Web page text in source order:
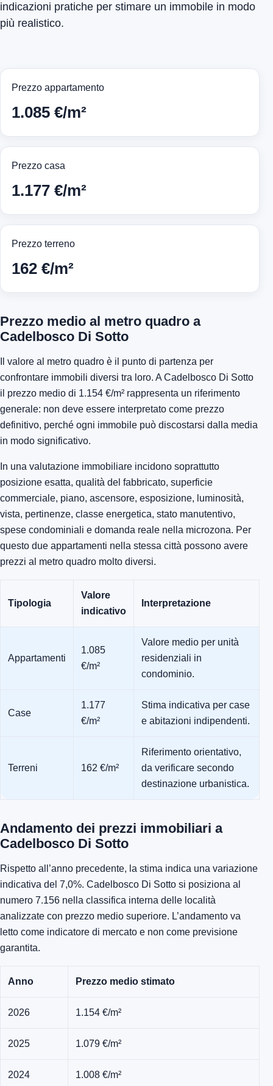
indicazioni pratiche per stimare un immobile in modo
più realistico.
Prezzo appartamento
1.085 €/m²
Prezzo casa
1.177 €/m²
Prezzo terreno
162 €/m²
Prezzo medio al metro quadro a
Cadelbosco Di Sotto
Il valore al metro quadro è il punto di partenza per
confrontare immobili diversi tra loro. A Cadelbosco Di Sotto
il prezzo medio di 1.154 €/m² rappresenta un riferimento
generale: non deve essere interpretato come prezzo
definitivo, perché ogni immobile può discostarsi dalla media
in modo significativo.
In una valutazione immobiliare incidono soprattutto
posizione esatta, qualità del fabbricato, superficie
commerciale, piano, ascensore, esposizione, luminosità,
vista, pertinenze, classe energetica, stato manutentivo,
spese condominiali e domanda reale nella microzona. Per
questo due appartamenti nella stessa città possono avere
prezzi al metro quadro molto diversi.
Tipologia
Valore
indicativo
Interpretazione
Appartamenti
1.085
€/m²
Valore medio per unità
residenziali in
condominio.
Case
1.177
€/m²
Stima indicativa per case
e abitazioni indipendenti.
Terreni 162 €/m²
Riferimento orientativo,
da verificare secondo
destinazione urbanistica.
Andamento dei prezzi immobiliari a
Cadelbosco Di Sotto
Rispetto all’anno precedente, la stima indica una variazione
indicativa del 7,0%. Cadelbosco Di Sotto si posiziona al
numero 7.156 nella classifica interna delle località
analizzate con prezzo medio superiore. L’andamento va
letto come indicatore di mercato e non come previsione
garantita.
Anno Prezzo medio stimato
2026 1.154 €/m²
2025 1.079 €/m²
2024 1.008 €/m²